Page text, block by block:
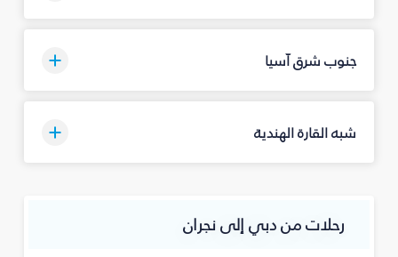
جنوب شرق آسيا
شبه القارة الهندية
رحلات من دبي إلى نجران‎